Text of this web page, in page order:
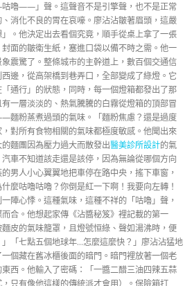
嚕——」聲。這聲音不是引擎聲，也不是正常
消化不良的胃在哀嚎。廖沾沾皺著眉頭，這嚴
。他決定出去看個究竟，順手從桌上拿了一張
面的皺衛生紙，塞進口袋以備不時之需。他一
震驚了。整條城市的主幹道上，數百個交通信
邊，從高架橋到巷弄口，全部變成了綠燈。它
通行」的狀態，同時，每一個燈箱都發出了那
一層淡淡的、熱氣騰騰的白霧從燈箱的頂部冒
麵粉蒸煮過頭的氣味。「麵粉焦慮？還是過度
對所有食物相關的氣味都極度敏感。他聞出來
麵團因為壓力過大而散發出醫美診所設計的氣
車不知道該走還是該停，因為無論從哪個方向
男人小心翼翼地把車停在路中央，搖下車窗，
麼咕嚕咕嚕？你倒是紅一下啊！我要向左轉！
陣心悸。這種氣味，這種不祥的「咕嚕」聲，
合。他想起家傳《沾醬秘笈》裡記載的第一
皮的氣味籠罩，且燈號恒綠、聲如湯沸時，便
「七點五個地球年…怎麼這麼快？」廖沾沾猛地
個藏在舊冰櫃後面的暗門。暗門裡放著一個老
西。他輸入了密碼：「一醬二醋三油四辣五蒜